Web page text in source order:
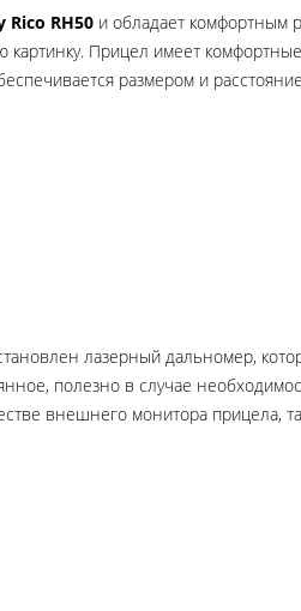
Rico RH50 и обладает комфортным
Прицел имеет
размером и
лазерный дальномер,
полезно в случае
внешнего монитора прицела,